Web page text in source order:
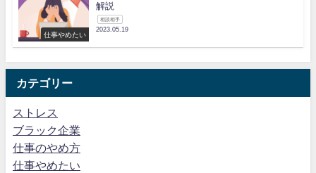
仕事やめたい
解説
相談相手
2023.05.19
カテゴリー
ストレス
ブラック企業
仕事のやめ方
仕事やめたい